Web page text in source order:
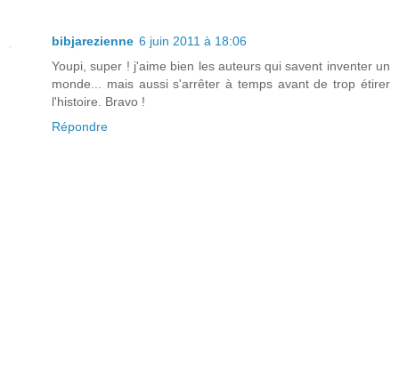
bibjarezienne 6 juin 2011 à 18:06
Youpi, super ! j'aime bien les auteurs qui savent inventer un
monde... mais aussi s'arrêter à temps avant de trop étirer
l'histoire. Bravo !
Répondre